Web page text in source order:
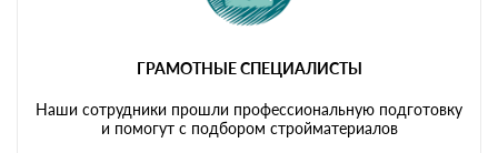
ГРАМОТНЫЕ СПЕЦИАЛИСТЫ
Наши сотрудники прошли профессиональную подготовку
и помогут с подбором стройматериалов